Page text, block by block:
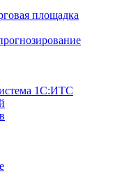
площадка
1С:ИТС